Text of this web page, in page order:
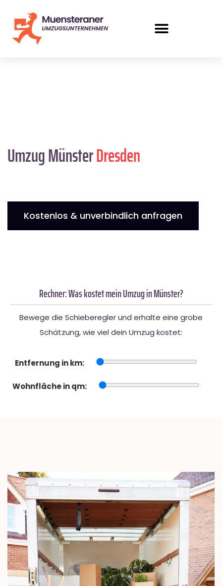
Umzug MünsterDresden
Kostenlos & unverbindlich anfragen
Rechner: Was kostet mein Umzug in Münster?
Bewege die Schieberegler und erhalte eine grobe
Schätzung, wie viel dein Umzug kostet:
Entfernung in km:
Wohnfläche in qm: